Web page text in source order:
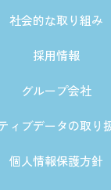
社会的な取り組み
採用情報
グループ会社
ィブデータの取り
個人情報保護方針